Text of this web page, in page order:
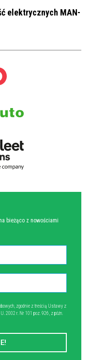
elektrycznych MAN-
bieżąco z nowościami
zgodnie z treścią Ustawy z
2002 r. Nr 101 poz. 926, z późn.